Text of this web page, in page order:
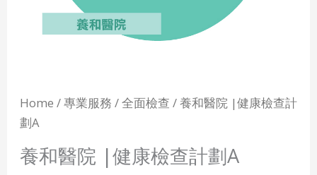
Home /專業服務 /全面檢查 / 養和醫院 |健康檢查計
劃A
養和醫院 |健康檢查計劃A